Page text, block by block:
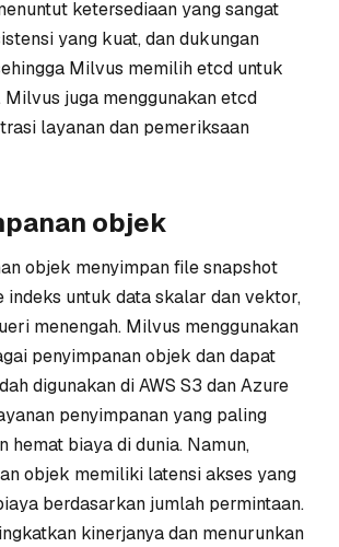
ketersediaan yang sangat
yang kuat, dan dukungan
Milvus memilih etcd untuk
Milvus juga menggunakan etcd
layanan dan pemeriksaan
objek
objek menyimpan file snapshot
indeks untuk data skalar dan vektor,
menengah. Milvus menggunakan
penyimpanan objek dan dapat
digunakan di AWS S3 dan Azure
penyimpanan yang paling
hemat biaya di dunia. Namun,
objek memiliki latensi akses yang
berdasarkan jumlah permintaan.
kinerjanya dan menurunkan